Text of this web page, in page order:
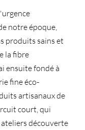
notre époque,
produits sains et
la fibre
ensuite fondé à
fine éco-
artisanaux de
court, qui
découverte